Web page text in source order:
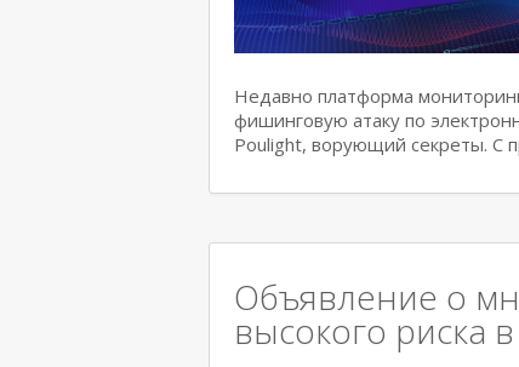
Недавно платформа
фишинговую атаку по
Poulight, ворующий секреты. С
Объявление о
высокого риска